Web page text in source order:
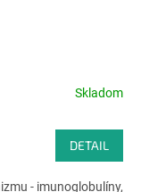
Skladom
DETAIL
- imunoglobulíny,